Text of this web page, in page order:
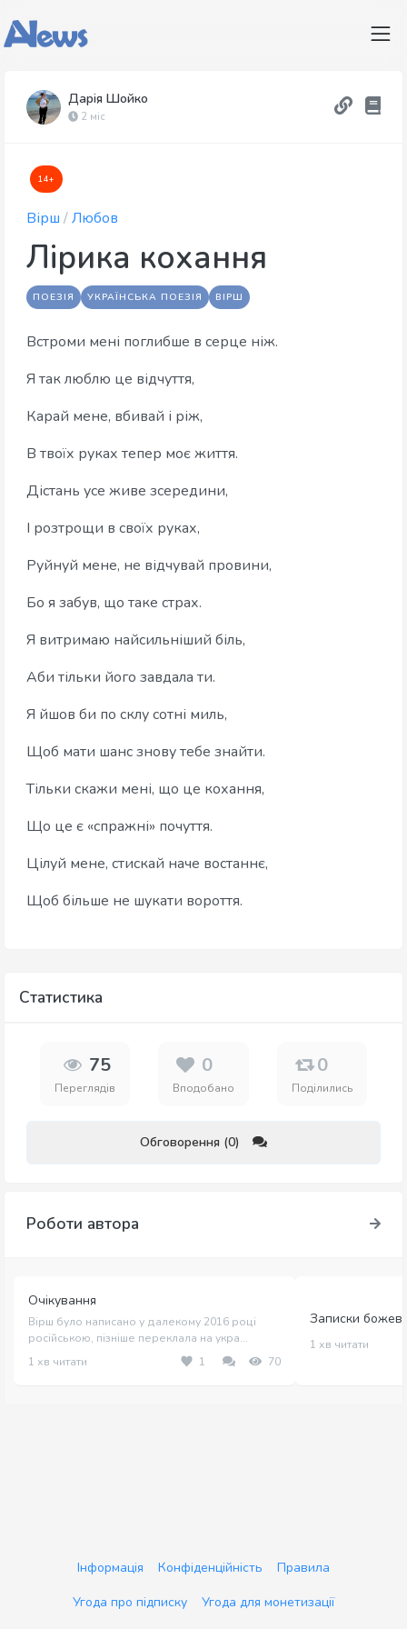
Дарія Шойко
2 міс
14+
Вірш /Любов
Лірика кохання
ПОЕЗІЯ УКРАЇНСЬКА ПОЕЗІЯ ВІРШ
Встроми мені поглибше в серце ніж.
Я так люблю це відчуття,
Карай мене, вбивай і ріж,
В твоїх руках тепер моє життя.
Дістань усе живе зсередини,
І розтрощи в своїх руках,
Руйнуй мене, не відчувай провини,
Бо я забув, що таке страх.
Я витримаю найсильніший біль,
Аби тільки його завдала ти.
Я йшов би по склу сотні миль,
Щоб мати шанс знову тебе знайти.
Тільки скажи мені, що це кохання,
Що це є «спражні» почуття.
Цілуй мене, стискай наче востаннє,
Щоб більше не шукати вороття.
Статистика
75
Переглядів
0
Вподобано
0
Поділились
Обговорення (0)
Роботи автора
Очікування
Вірш було написано у далекому 2016 році
російською, пізніше переклала на укра...
1 хв читати
1 70
Записки
1 хв читати
Інформація Конфіденційність
Правила
Угода про підписку
Угода для монетизації